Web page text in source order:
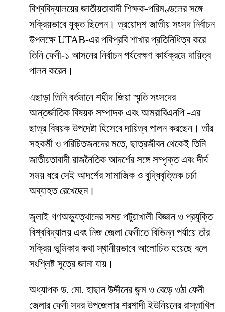
বিশ্ববিদ্যালয়ের জাতীয়তাবাদী শিক্ষক-পরিমণ্ডলের সঙ্গে
সক্রিয়ভাবে যুক্ত ছিলেন। ত্রয়োদশ জাতীয় সংসদ নির্বাচন
উপলক্ষে UTAB-এর পবিপ্রবি শাখার প্রতিনিধিত্ব করে
তিনি ফেনী-১ আসনের নির্বাচন পর্যবেক্ষণ কার্যক্রমে দায়িত্ব
পালন করেন।
এছাড়া তিনি বর্তমানে শহীদ জিয়া স্মৃতি সংসদের
আন্তর্জাতিক বিষয়ক সম্পাদক এবং আমরাবিএনপি -এর
ছাত্র বিষয়ক উপদেষ্টা হিসেবে দায়িত্ব পালন করছেন। তাঁর
সহকর্মী ও পরিচিতজনদের মতে, ছাত্রজীবন থেকেই তিনি
জাতীয়তাবাদী রাজনৈতিক আদর্শের সঙ্গে সম্পৃক্ত এবং দীর্ঘ
সময় ধরে সেই আদর্শের সামাজিক ও বুদ্ধিবৃত্তিক চর্চা
অব্যাহত রেখেছেন।
জুলাই গণঅভ্যুত্থানের সময় পটুয়াখালী বিজ্ঞান ও প্রযুক্তি
বিশ্ববিদ্যালয় এবং নিজ জেলা ফেনীতে বিভিন্ন পর্যায়ে তাঁর
সক্রিয় ভূমিকার কথা স্থানীয়ভাবে আলোচিত হয়েছে বলে
সংশ্লিষ্ট সূত্রে জানা যায়।
অধ্যাপক ড. মো. হাছান উদ্দীনের জন্ম ও বেড়ে ওঠা ফেনী
জেলার ফেনী সদর উপজেলার শরশাদী ইউনিয়নের রাস্তাখিল